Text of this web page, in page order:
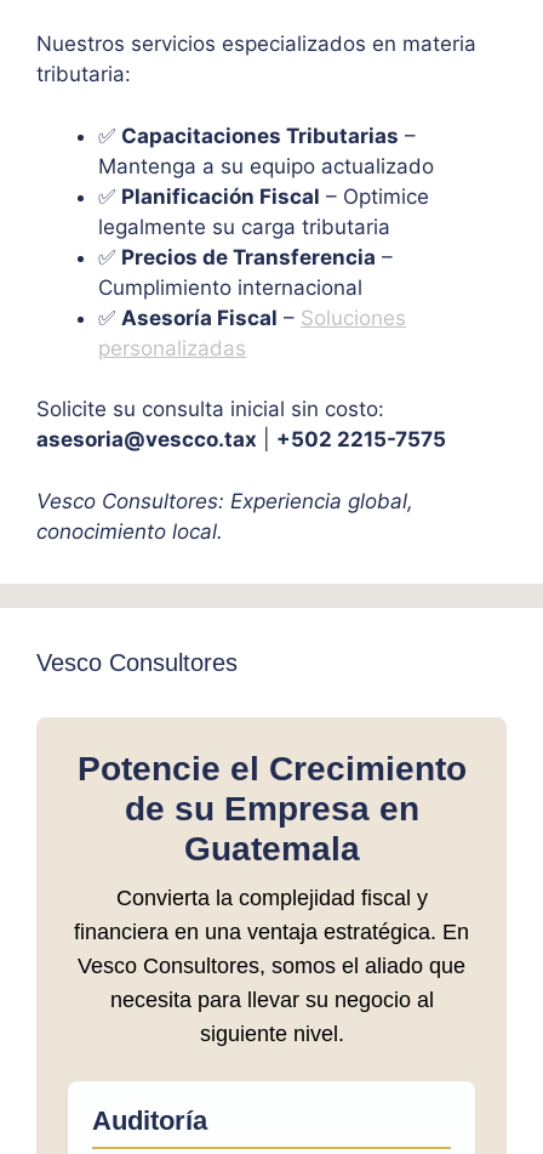
Nuestros servicios especializados en materia
tributaria:
✅ Capacitaciones Tributarias –
Mantenga a su equipo actualizado
✅ Planificación Fiscal – Optimice
legalmente su carga tributaria
✅ Precios de Transferencia –
Cumplimiento internacional
✅ Asesoría Fiscal – Soluciones
personalizadas
Solicite su consulta inicial sin costo:
asesoria@vescco.tax
+502 2215-7575
Vesco Consultores: Experiencia global,
conocimiento local.
Vesco Consultores
Potencie el Crecimiento
de su Empresa en
Guatemala
Convierta la complejidad fiscal y
financiera en una ventaja estratégica. En
Vesco Consultores, somos el aliado que
necesita para llevar su negocio al
siguiente nivel.
Auditoría